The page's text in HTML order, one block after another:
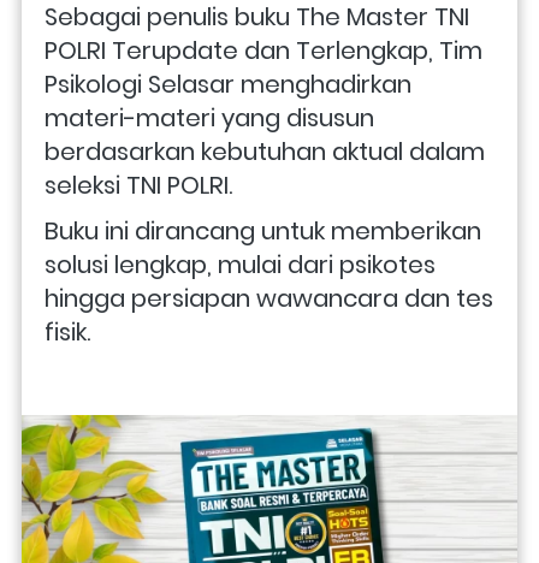
Sebagai penulis buku The Master TNI
POLRI Terupdate dan Terlengkap, Tim
Psikologi Selasar menghadirkan
materi-materi yang disusun
berdasarkan kebutuhan aktual dalam
seleksi TNI POLRI.
Buku ini dirancang untuk memberikan
solusi lengkap, mulai dari psikotes
hingga persiapan wawancara dan tes
fisik.